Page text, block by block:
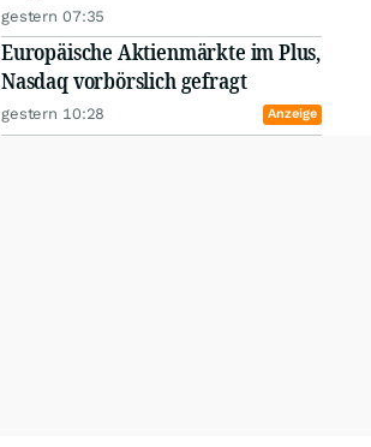
gestern 07:35
Europäische Aktienmärkte im Plus,
Nasdaq vorbörslich gefragt
gestern 10:28 Anzeige